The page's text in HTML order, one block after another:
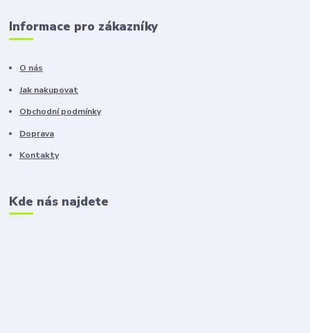
Informace pro zákazníky
O nás
Jak nakupovat
Obchodní podmínky
Doprava
Kontakty
Kde nás najdete